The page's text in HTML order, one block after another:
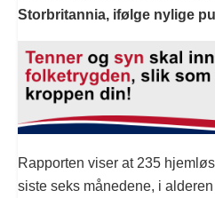
Storbritannia, ifølge nylige
Rapporten viser at 235
siste seks månedene, i